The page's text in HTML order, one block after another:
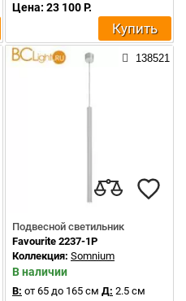
Цена: 23 100 Р.
Купить
138521
Подвесной светильник
Favourite 2237-1P
Коллекция: Somnium
В наличии
В: от 65 до 165 см Д: 2.5 см